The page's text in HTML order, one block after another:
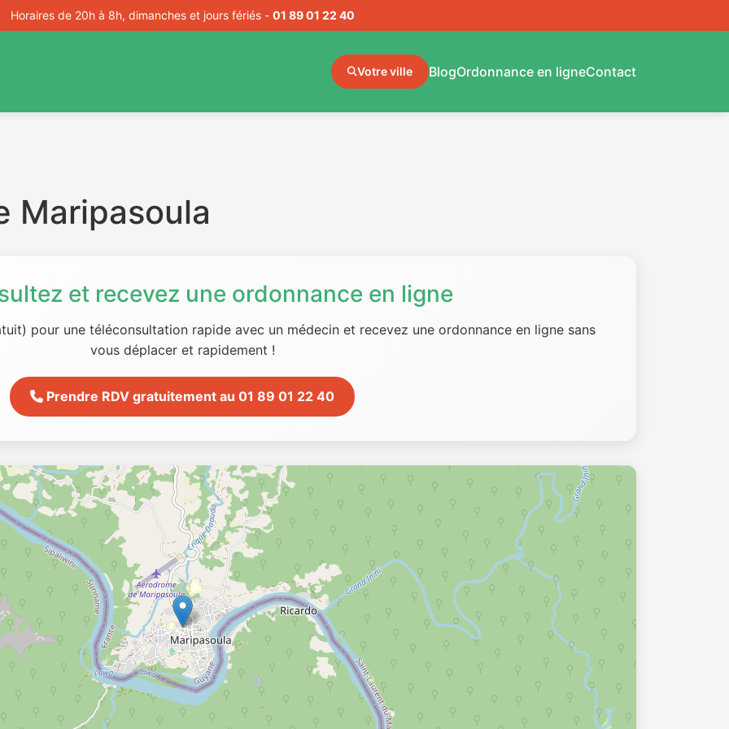
Horaires de 20h à 8h, dimanches et jours fériés - 01 89 01 22 40
Votre ville BlogOrdonnance en ligneContact
Maripasoula
et recevez une ordonnance en ligne
pour une téléconsultation rapide avec un médecin et recevez une ordonnance en ligne sans
vous déplacer et rapidement !
Prendre RDV gratuitement au 01 89 01 22 40